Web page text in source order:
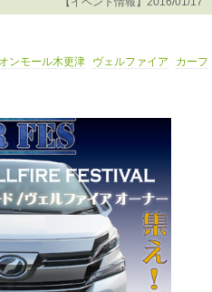
ンモール木更津 ヴェルファイア
カーフ